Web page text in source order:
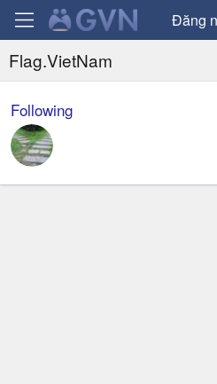
Đăng
Flag.VietNam
Following